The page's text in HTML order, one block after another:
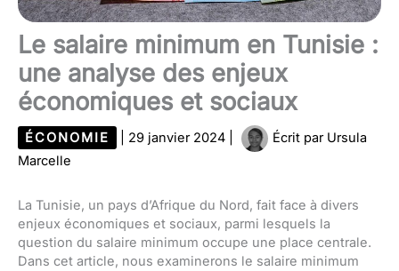
Le salaire minimum en Tunisie :
une analyse des enjeux
économiques et sociaux
ÉCONOMIE 29 janvier 2024 Écrit par Ursula
Marcelle
La Tunisie, un pays d’Afrique du Nord, fait face à divers
enjeux économiques et sociaux, parmi lesquels la
question du salaire minimum occupe une place centrale.
Dans cet article, nous examinerons le salaire minimum